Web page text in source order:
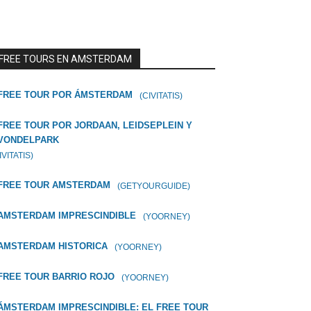
TOURS EN AMSTERDAM
TOUR POR ÁMSTERDAM (CIVITATIS)
TOUR POR JORDAAN, LEIDSEPLEIN Y
TOUR AMSTERDAM (GETYOURGUIDE)
IMPRESCINDIBLE (YOORNEY)
HISTORICA (YOORNEY)
TOUR BARRIO ROJO (YOORNEY)
IMPRESCINDIBLE: EL FREE TOUR